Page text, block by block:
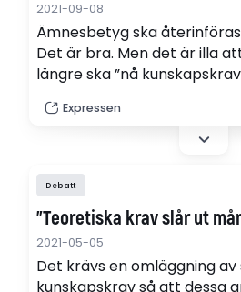
2021-09-08
Ämnesbetyg ska
Det är bra. Men det är illa
längre ska ”nå
Expressen
Debatt
”Teoretiska krav slår ut
2021-05-05
Det krävs en omläggning av
kunskapskrav så att dessa